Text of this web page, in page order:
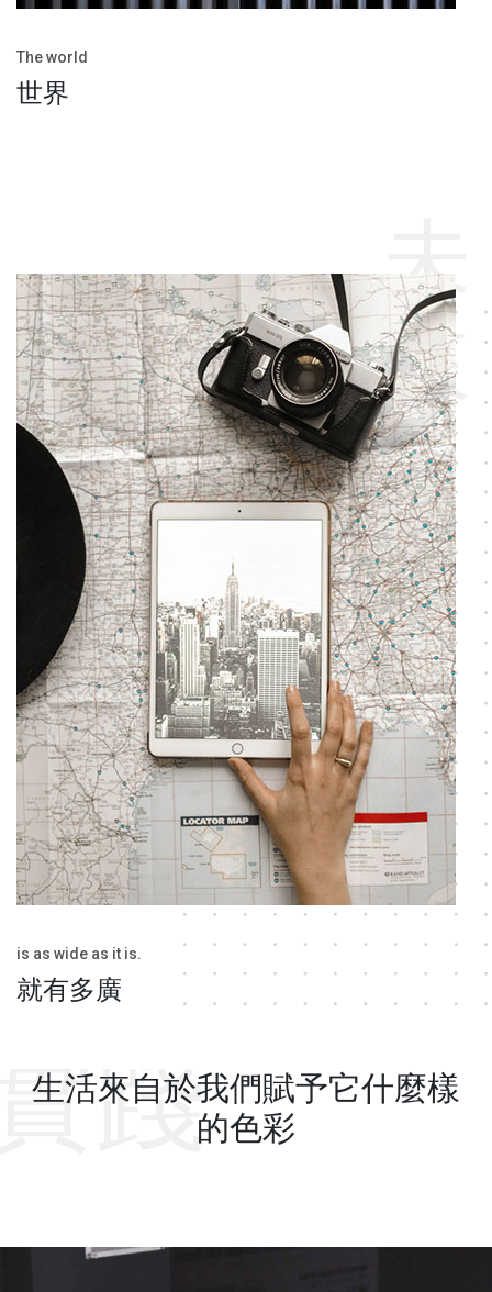
The world
世界
未
來
is as wide as it is.
就有多廣
踐
生活來自於我們賦予它什麼樣
的色彩